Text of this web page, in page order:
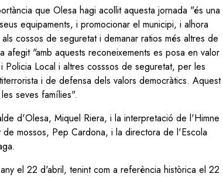
que Olesa hagi acollit aquesta jornada "és una
equipaments, i promocionar el municipi, i alhora
cossos de seguretat i demanar ratios més altres de
afegit "amb aquests reconeixements es posa en valor
Local i altres cosssos de seguretat, per les
i de defensa dels valors democràtics. Aquest
seves famílies".
d'Olesa, Miquel Riera, i la interpretació de l'Himne
mossos, Pep Cardona, i la directora de l'Escola
el 22 d'abril, tenint com a referència històrica el 22